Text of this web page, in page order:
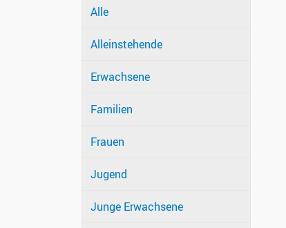
Alle
Alleinstehende
Erwachsene
Familien
Frauen
Jugend
Junge Erwachsene